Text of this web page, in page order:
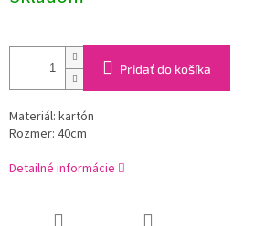
Pridať do košíka
Materiál: kartón
Rozmer: 40cm
Detailné informácie